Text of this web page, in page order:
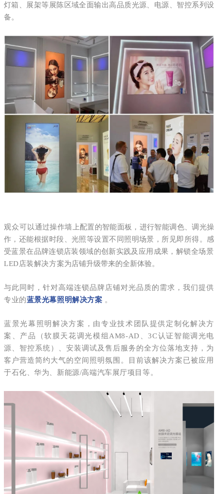
灯箱、展架等展陈区域全面输出高品质光源、电源、智控系列设
备。
观众可以通过操作墙上配置的智能面板，进行智能调色、调光操
作，还能根据时段、光照等设置不同照明场景，所见即所得。感
受蓝景在品牌连锁店装领域的创新实践及应用成果，解锁全场景
LED店装解决方案为店铺升级带来的全新体验。
与此同时，针对高端连锁品牌店铺对光品质的需求，我们提供
专业的蓝景光幕照明解决方案 。
蓝景光幕照明解决方案，由专业技术团队提供定制化解决方
案、产品（软膜天花调光模组AM8-AD、3C认证智能调光电
源、智控系统）、安装调试及售后服务的全方位落地支持，为
客户营造简约大气的空间照明氛围。
目前该解决方案已被应用
于石化、华为、新能源/高端汽车展厅项目等。